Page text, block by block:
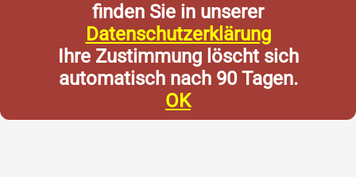
finden Sie in unserer
Datenschutzerklärung
Ihre Zustimmung löscht sich
automatisch nach 90 Tagen.
OK